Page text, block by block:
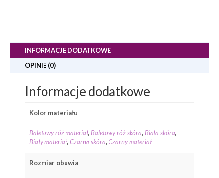
INFORMACJE DODATKOWE
OPINIE (0)
Informacje dodatkowe
Kolor materiału
Baletowy róż materiał, Baletowy róż skóra, Biała skóra,
Biały materiał, Czarna skóra, Czarny materiał
Rozmiar obuwia